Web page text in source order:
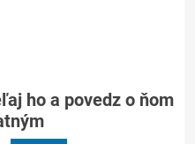
ho a povedz o ňom